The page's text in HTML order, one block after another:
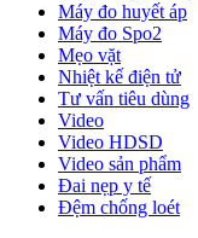
Máy đo huyết áp
Máy đo Spo2
Mẹo vặt
Nhiệt kế điện tử
Tư vấn tiêu dùng
Video
Video HDSD
Video sản phẩm
Đai nẹp y tế
Đệm chống loét